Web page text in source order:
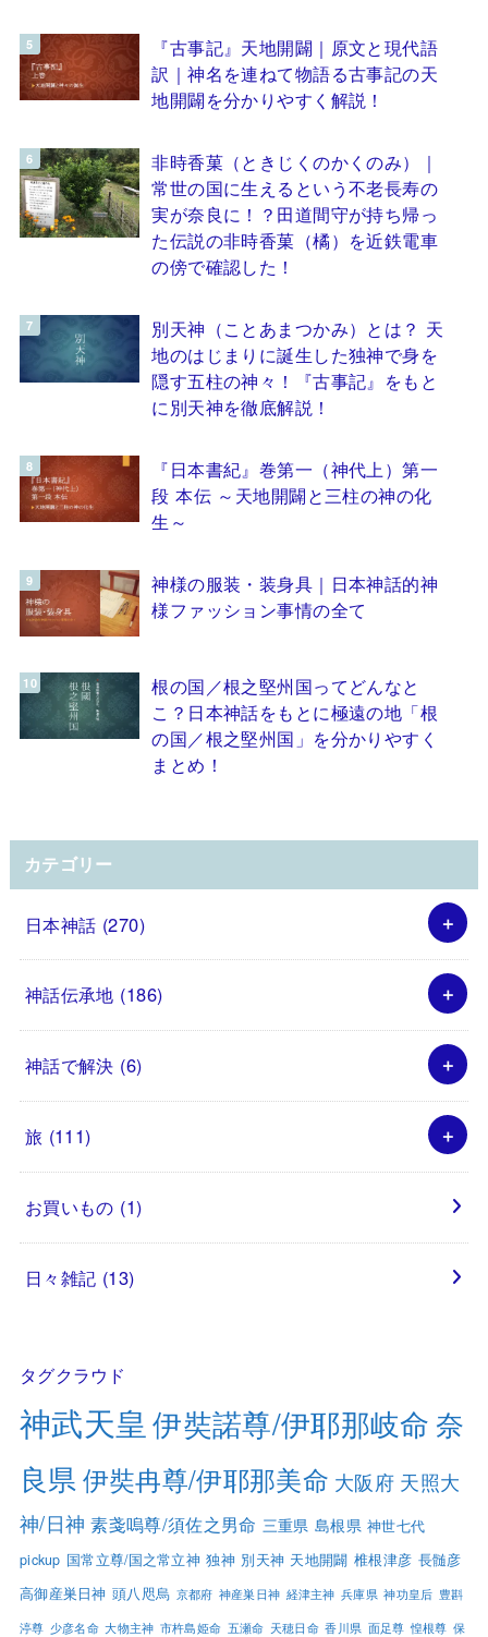
『古事記』天地開闢｜原文と現代語
訳｜神名を連ねて物語る古事記の天
地開闢を分かりやすく解説！
非時香菓（ときじくのかくのみ）｜
常世の国に生えるという不老長寿の
実が奈良に！？田道間守が持ち帰っ
た伝説の非時香菓（橘）を近鉄電車
の傍で確認した！
別天神（ことあまつかみ）とは？ 天
地のはじまりに誕生した独神で身を
隠す五柱の神々！『古事記』をもと
に別天神を徹底解説！
『日本書紀』巻第一（神代上）第一
段 本伝 ～天地開闢と三柱の神の化
生～
神様の服装・装身具｜日本神話的神
様ファッション事情の全て
根の国／根之堅州国ってどんなと
こ？日本神話をもとに極遠の地「根
の国／根之堅州国」を分かりやすく
まとめ！
カテゴリー
日本神話 (270)
神話伝承地 (186)
神話で解決 (6)
旅 (111)
お買いもの (1)
日々雑記 (13)
タグクラウド
神武天皇 伊奘諾尊/伊耶那岐命 奈
良県 伊奘冉尊/伊耶那美命 大阪府 天照大
神/日神 素戔嗚尊/須佐之男命 三重県 島根県 神世七代
pickup 国常立尊/国之常立神 独神 別天神 天地開闢 椎根津彦 長髄彦
高御産巣日神 頭八咫烏 京都府 神産巣日神 経津主神 兵庫県 神功皇后 豊斟
渟尊 少彦名命 大物主神 市杵島姫命 五瀬命 天穂日命 香川県 面足尊 惶根尊 保